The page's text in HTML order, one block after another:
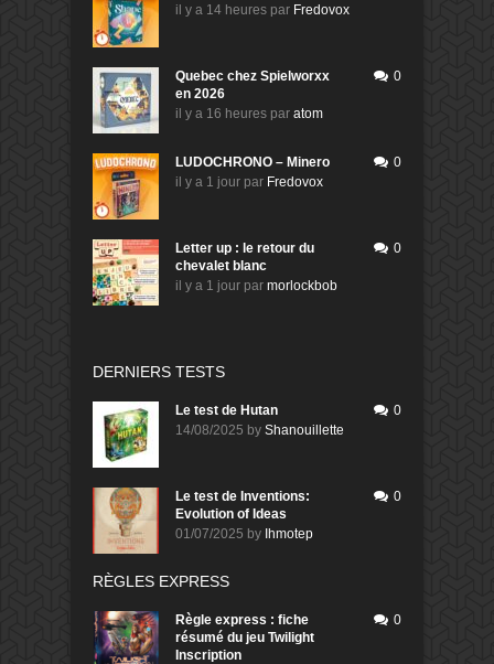
il y a 14 heures par Fredovox
Quebec chez Spielworxx
en 2026
il y a 16 heures par atom
0
LUDOCHRONO – Minero
il y a 1 jour par Fredovox
0
Letter up : le retour du
chevalet blanc
il y a 1 jour par morlockbob
0
DERNIERS TESTS
Le test de Hutan
14/08/2025 by Shanouillette
0
Le test de Inventions:
Evolution of Ideas
01/07/2025 by Ihmotep
0
RÈGLES EXPRESS
Règle express : fiche
résumé du jeu Twilight
Inscription
0